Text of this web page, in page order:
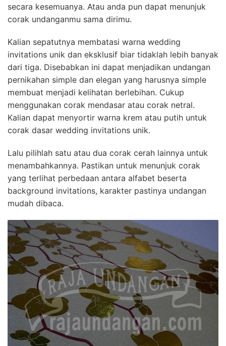
secara kesemuanya. Atau anda pun dapat menunjuk
corak undanganmu sama dirimu.
Kalian sepatutnya membatasi warna wedding
invitations unik dan eksklusif biar tidaklah lebih banyak
dari tiga. Disebabkan ini dapat menjadikan undangan
pernikahan simple dan elegan yang harusnya simple
membuat menjadi kelihatan berlebihan. Cukup
menggunakan corak mendasar atau corak netral.
Kalian dapat menyortir warna krem atau putih untuk
corak dasar wedding invitations unik.
Lalu pilihlah satu atau dua corak cerah lainnya untuk
menambahkannya. Pastikan untuk menunjuk corak
yang terlihat perbedaan antara alfabet beserta
background invitations, karakter pastinya undangan
mudah dibaca.